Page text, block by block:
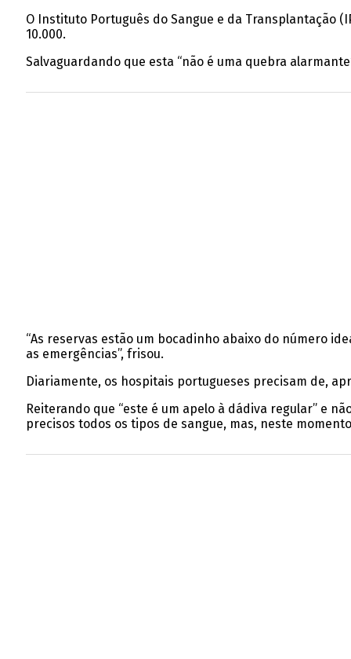
O Instituto Português do Sangue e da Transplantação
10.000.
Salvaguardando que esta “não é uma quebra
“As reservas estão um bocadinho abaixo do número
as emergências”, frisou.
Diariamente, os hospitais portugueses precisam de,
Reiterando que “este é um apelo à dádiva regular” e
precisos todos os tipos de sangue, mas, neste